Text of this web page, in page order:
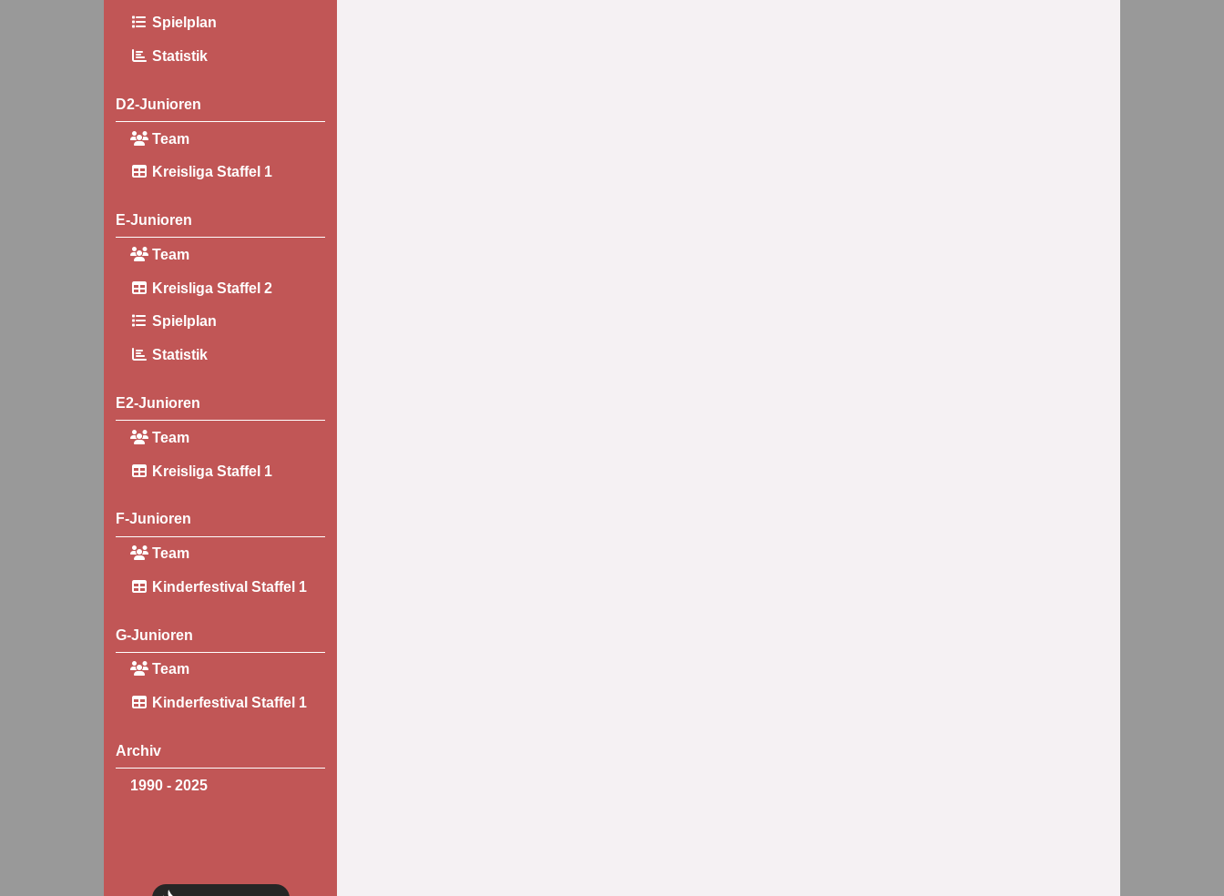
Spielplan
Statistik
D2-Junioren
Team
Kreisliga Staffel 1
E-Junioren
Team
Kreisliga Staffel 2
Spielplan
Statistik
E2-Junioren
Team
Kreisliga Staffel 1
F-Junioren
Team
Kinderfestival Staffel 1
G-Junioren
Team
Kinderfestival Staffel 1
Archiv
1990 - 2025